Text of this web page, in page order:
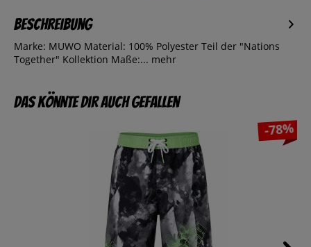
Beschreibung
Marke: MUWO Material: 100% Polyester Teil der "Nations
Together" Kollektion Maße:... mehr
Das könnte dir auch gefallen
-78%